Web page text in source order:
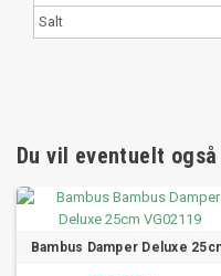
Salt
Du vil eventuelt også
Bambus Damper Deluxe